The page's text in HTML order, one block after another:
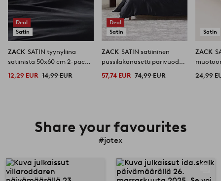
Deal
Satin
ZACK SATIN tyynyliina
satiinista 50x60 cm 2-pack
12,29 EUR 14,99 EUR
Deal
Satin
ZACK SATIN satiininen
pussilakanasetti parivuode
57,74 EUR 74,99 EUR
Satin
ZACK
24,99
Share your favourites
#jotex